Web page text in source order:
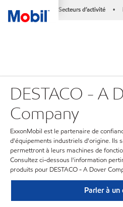
Secteurs d’activité •
DESTACO - A
Company
ExxonMobil est le partenaire de
d'équipements industriels d'origine. Ils
permettront à leurs machines de
Consultez ci-dessous l'information
produits pour DESTACO - A Dover
Parler à un